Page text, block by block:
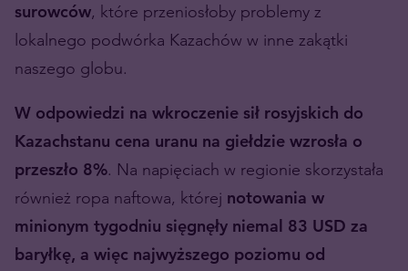
surowców, które przeniosłoby problemy z
lokalnego podwórka Kazachów w inne zakątki
naszego globu.
W odpowiedzi na wkroczenie sił rosyjskich do
Kazachstanu cena uranu na giełdzie wzrosła o
przeszło 8%. Na napięciach w regionie skorzystała
również ropa naftowa, której notowania w
minionym tygodniu sięgnęły niemal 83 USD za
baryłkę, a więc najwyższego poziomu od